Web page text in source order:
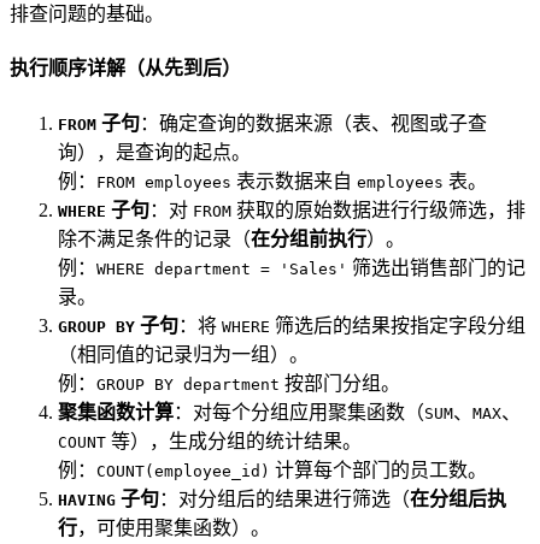
排查问题的基础。
执行顺序详解（从先到后）
FROM 子句：确定查询的数据来源（表、视图或子查
询），是查询的起点。
例：
FROM employees 表示数据来自 employees 表。
WHERE 子句：对 FROM 获取的原始数据进行行级筛选，排
除不满足条件的记录（在分组前执行）。
例： WHERE department = 'Sales' 筛选出销售部门的记
录。
GROUP BY 子句：将 WHERE 筛选后的结果按指定字段分组
（相同值的记录归为一组）。
例： GROUP BY department 按部门分组。
聚集函数计算：对每个分组应用聚集函数（SUM、 MAX、
COUNT 等），生成分组的统计结果。
例： COUNT(employee_id) 计算每个部门的员工数。
HAVING 子句：对分组后的结果进行筛选（在分组后执
行，可使用聚集函数）。